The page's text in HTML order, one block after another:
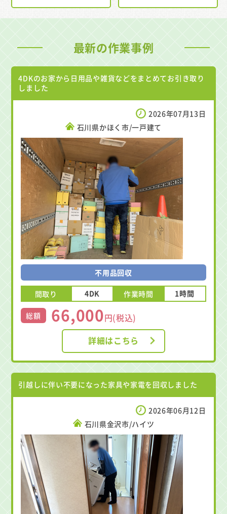
最新の作業事例
4DKのお家から日用品や雑貨などをまとめてお引き取り
しました
2026年07月13日
石川県かほく市/一戸建て
不用品回収
間取り 4DK 作業時間 1時間
総額 66,000円(税込)
詳細はこちら
引越しに伴い不要になった家具や家電を回収しました
2026年06月12日
石川県金沢市/ハイツ